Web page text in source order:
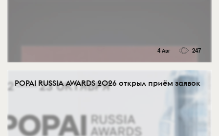
4 Авг 247
POPAI RUSSIA AWARDS 2026 открыл приём заявок